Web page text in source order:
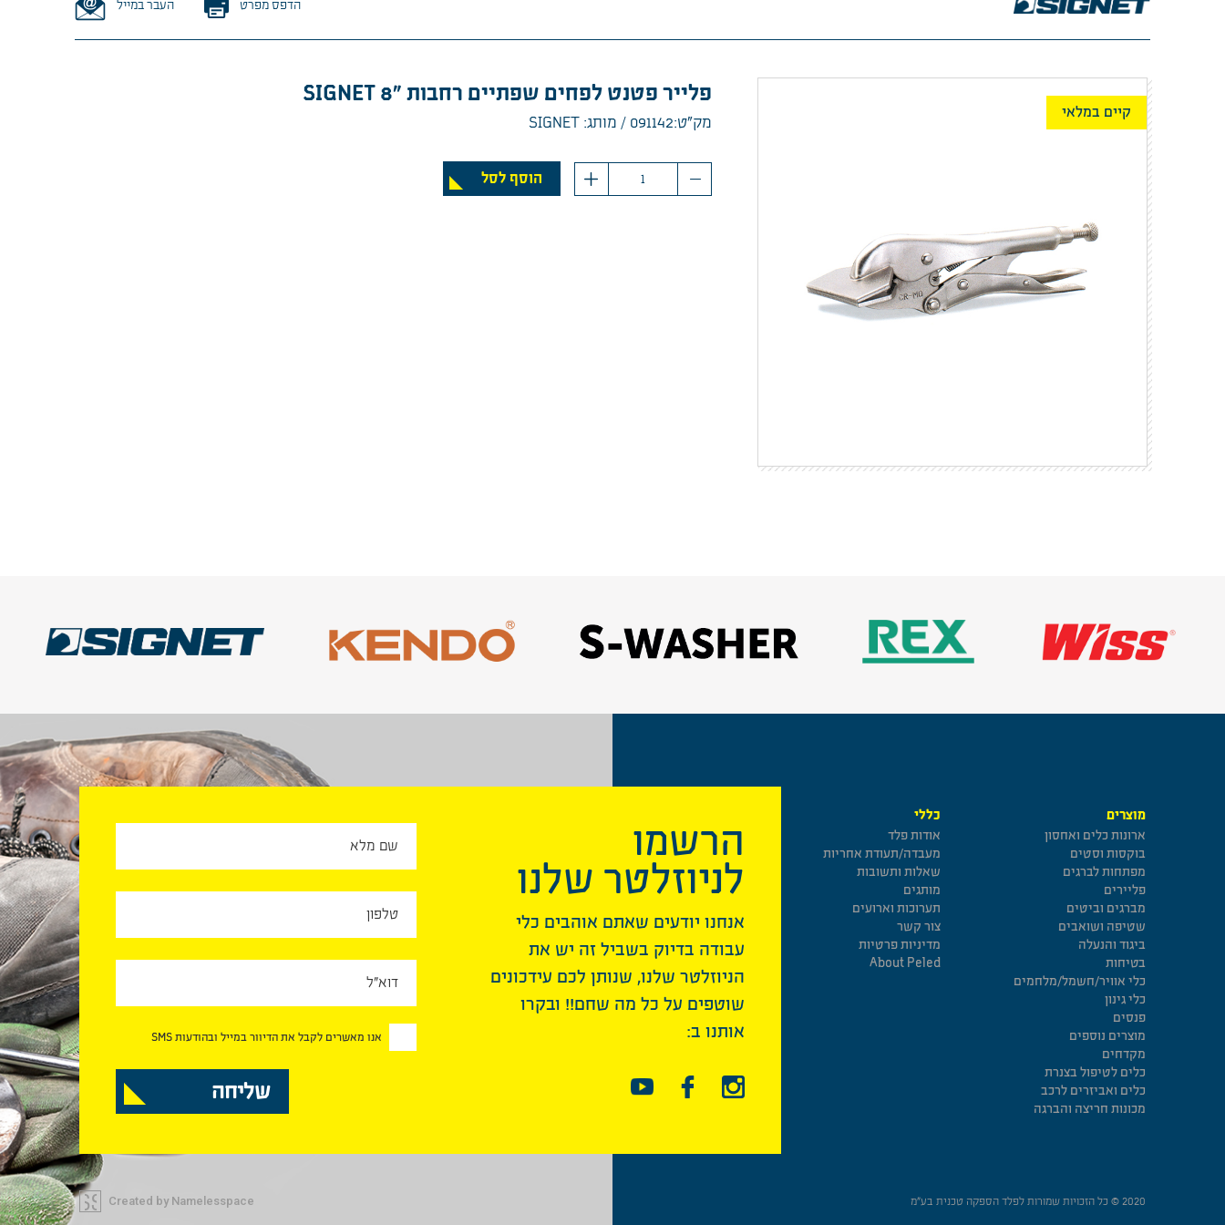
הדפס מפרט העבר במייל
קיים במלאי
פלייר פטנט לפחים שפתיים רחבות "SIGNET 8
מק”ט:091142 מותג: SIGNET
הוסף לסל
מוצרים
ארונות כלים ואחסון
בוקסות וסטים
מפתחות לברגים
פליירים
מברגים וביטים
שטיפה ושואבים
ביגוד והנעלה
בטיחות
כלי אוויר/חשמל/מלחמים
כלי גינון
פנסים
מוצרים נוספים
מקדחים
כלים לטיפול בצנרת
כלים ואביזרים לרכב
מכונות חריצה והברגה
כללי
אודות פלד
מעבדה/תעודת אחריות
שאלות ותשובות
מותגים
תערוכות וארועים
צור קשר
מדיניות פרטיות
About Peled
הרשמו
לניוזלטר שלנו
אנחנו יודעים שאתם אוהבים כלי
עבודה בדיוק בשביל זה יש את
הניוזלטר שלנו, שנותן לכם עידכונים
שוטפים על כל מה שחם!! ובקרו
אותנו ב:
אנו מאשרים לקבל את הדיוור במייל ובהודעות SMS
2020 © כל הזכויות שמורות לפלד הספקה טכנית בע”מ Created by Namelesspace